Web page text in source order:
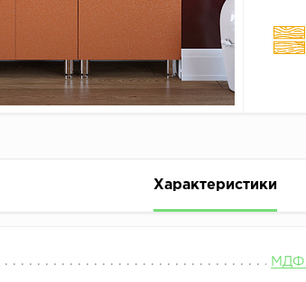
Характеристики
МДФ